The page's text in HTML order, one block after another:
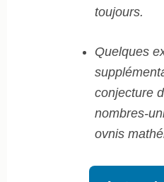
toujours.
Quelques
conjecture
nombres-
ovnis